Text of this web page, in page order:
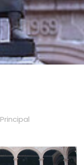
Principal